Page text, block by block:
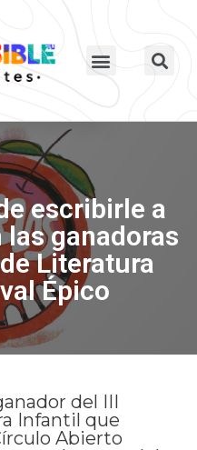
escribirle a
ganadoras
Literatura
Épico
del III
Infantil que
Abierto